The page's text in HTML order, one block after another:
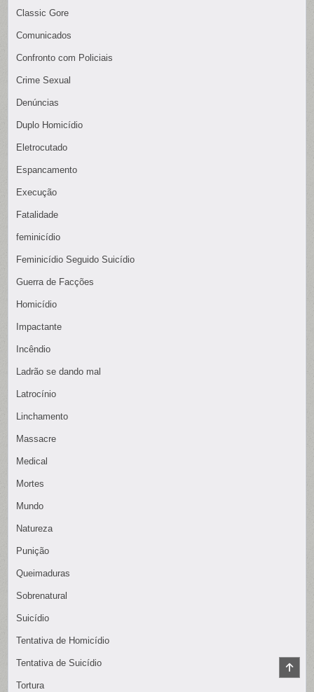
Classic Gore
Comunicados
Confronto com Policiais
Crime Sexual
Denúncias
Duplo Homicídio
Eletrocutado
Espancamento
Execução
Fatalidade
feminicídio
Feminicídio Seguido Suicídio
Guerra de Facções
Homicídio
Impactante
Incêndio
Ladrão se dando mal
Latrocínio
Linchamento
Massacre
Medical
Mortes
Mundo
Natureza
Punição
Queimaduras
Sobrenatural
Suicídio
Tentativa de Homicídio
Tentativa de Suicídio
Tortura
TO